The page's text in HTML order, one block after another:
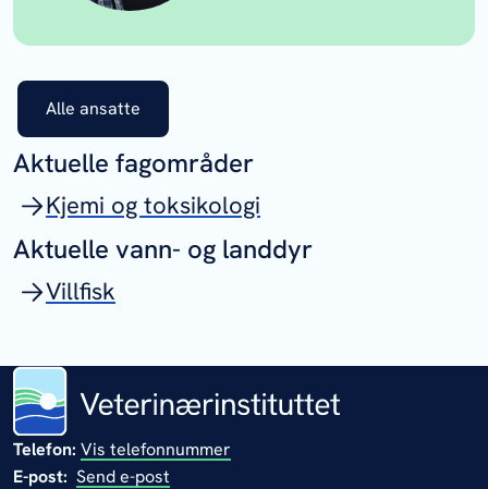
Alle ansatte
Aktuelle fagområder
Kjemi og toksikologi
Aktuelle vann- og landdyr
Villfisk
Telefon: Vis telefonnummer
E-post: Send e-post